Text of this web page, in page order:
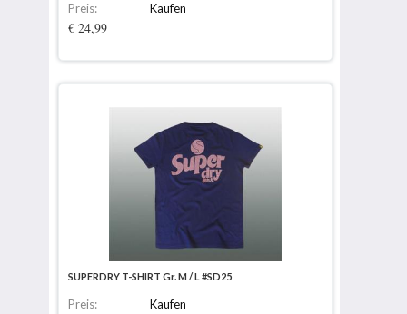
Preis:
€ 24,99
Kaufen
SUPERDRY T-SHIRT Gr. M / L #SD25
Preis: Kaufen